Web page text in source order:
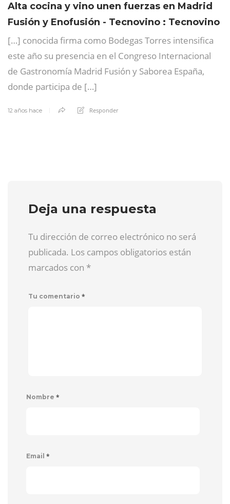
Alta cocina y vino unen fuerzas en Madrid
Fusión y Enofusión - Tecnovino : Tecnovino
[…] conocida firma como Bodegas Torres intensifica
este año su presencia en el Congreso Internacional
de Gastronomía Madrid Fusión y Saborea España,
donde participa de […]
12 años hace Responder
Deja una respuesta
Tu dirección de correo electrónico no será
publicada. Los campos obligatorios están
marcados con *
Tu comentario *
Nombre *
Email *